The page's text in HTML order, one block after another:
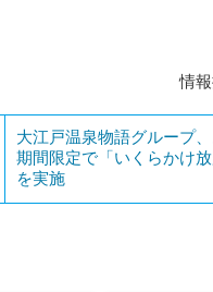
情
大江戸温泉物語グループ
期間限定で「いくらかけ放
を実施